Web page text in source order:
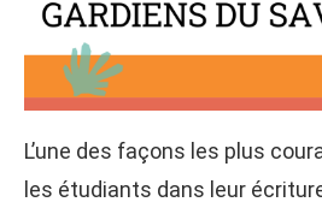
L’une des façons les plus
les étudiants dans leur